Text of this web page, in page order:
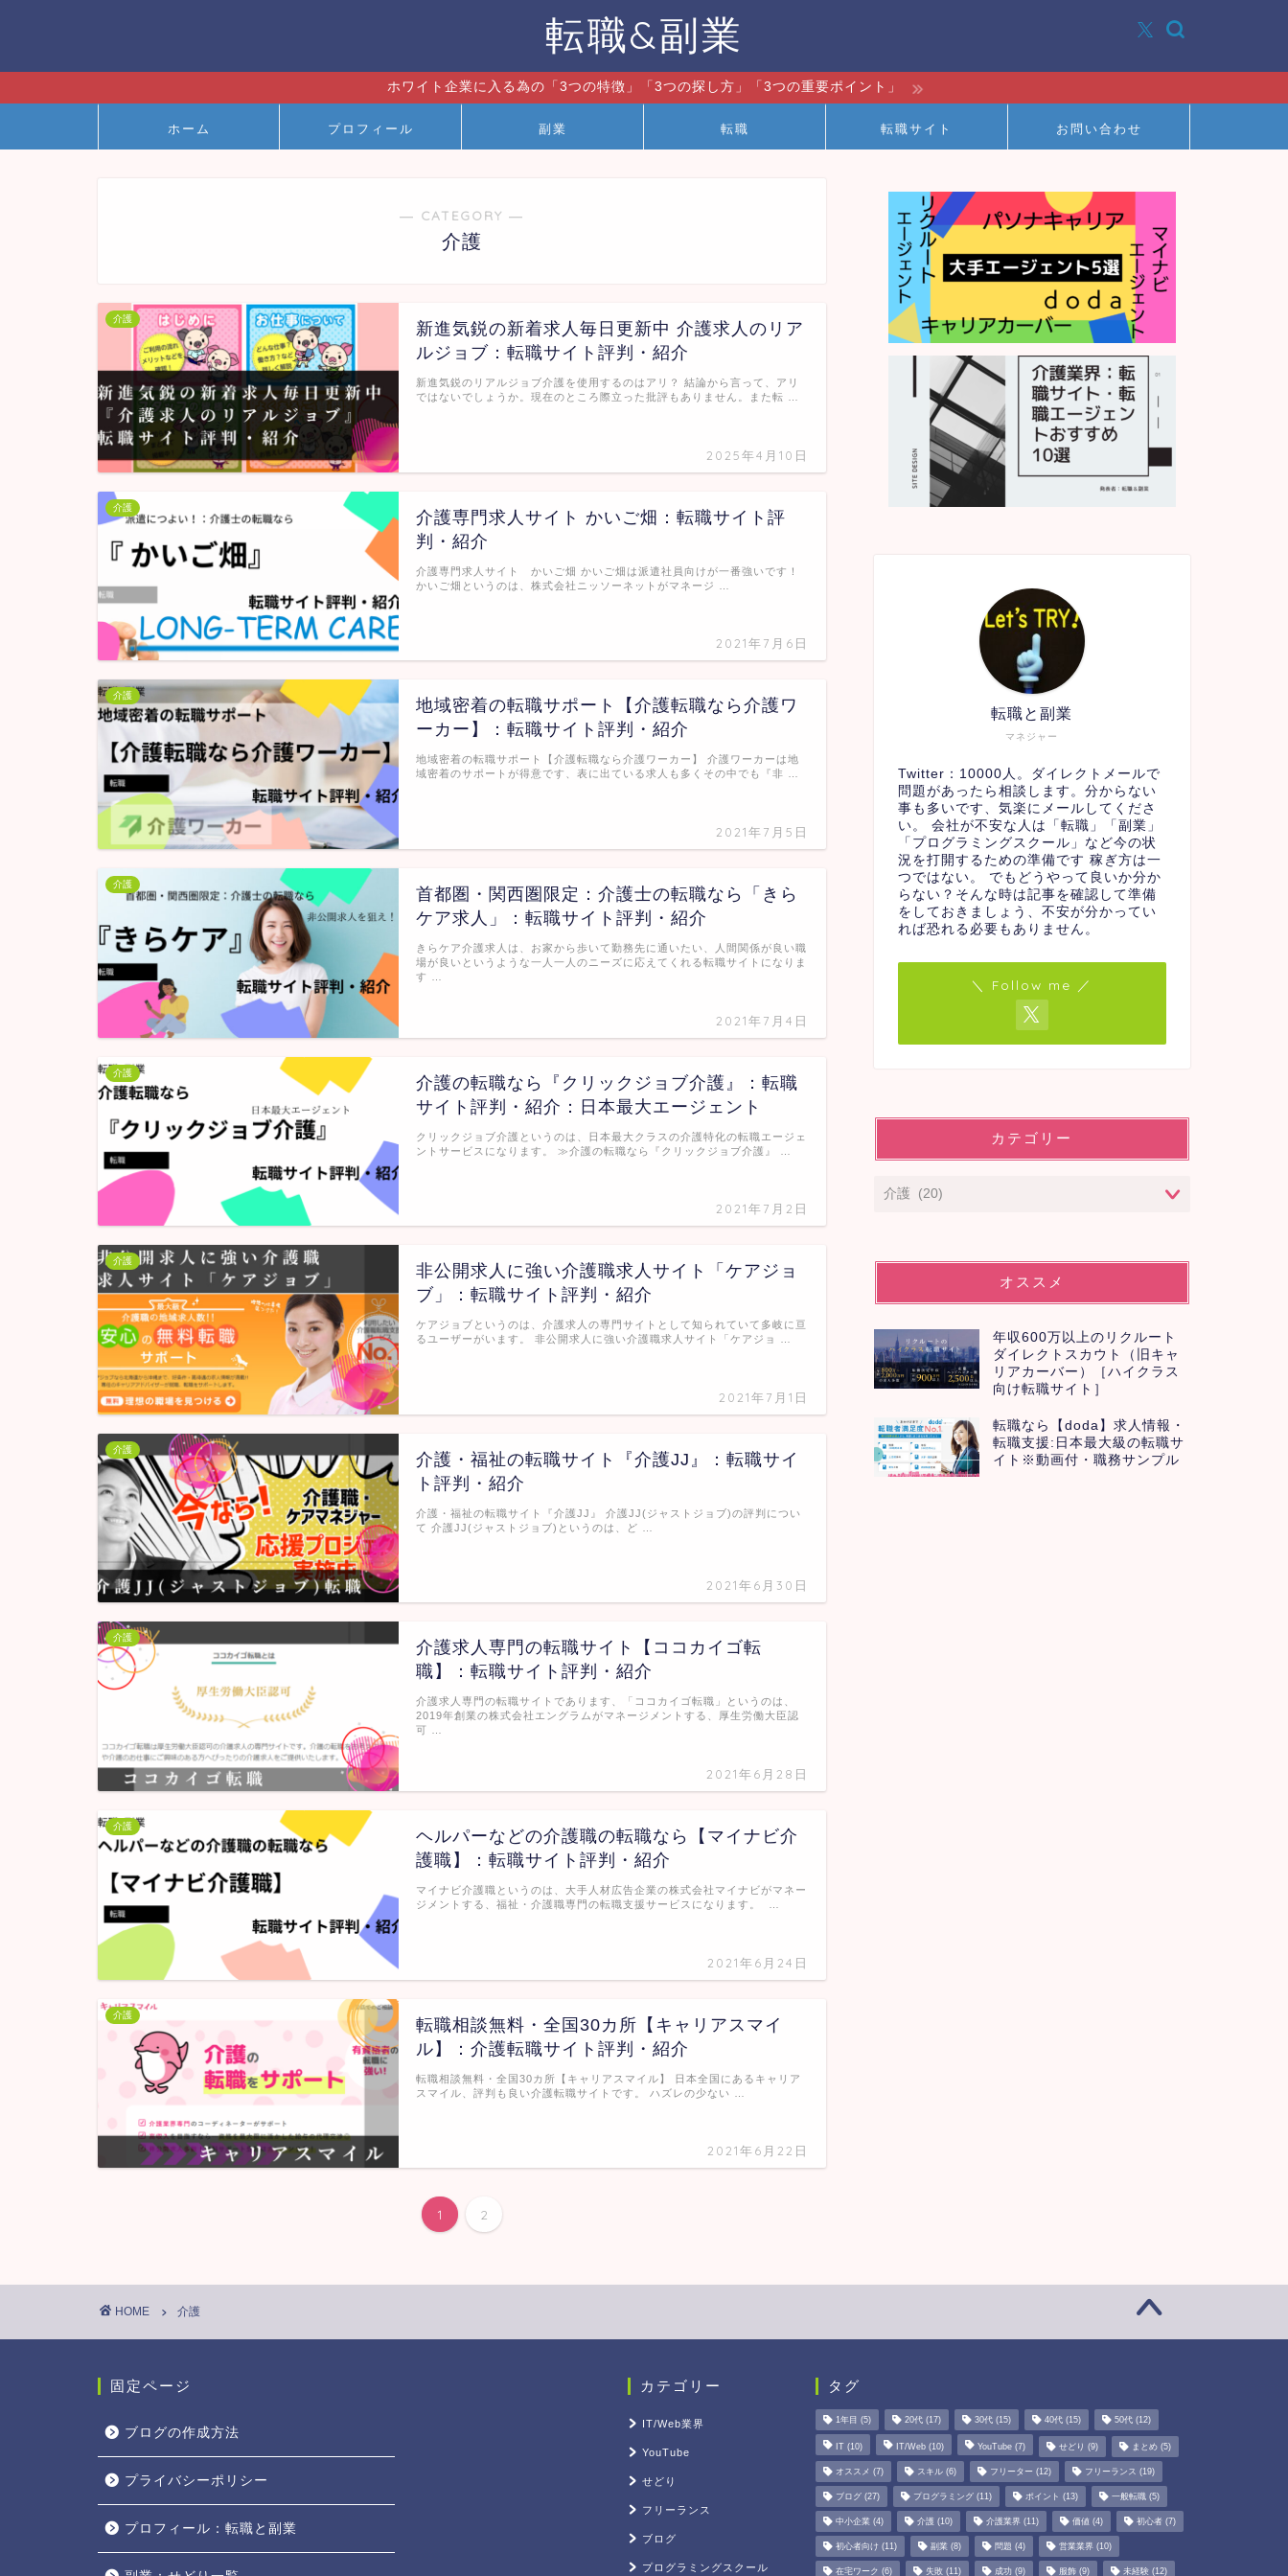
転職&副業
ホワイト企業に入る為の「3つの特徴」「3つの探し方」「3つの重要ポイント」
ホーム プロフィール 副業 転職 転職サイト お問い合わせ
― CATEGORY ―
介護
介護
新進気鋭の新着求人毎日更新中 介護求人のリア
ルジョブ：転職サイト評判・紹介
2025年4月10日
新進気鋭のリアルジョブ介護を使用するのはアリ？ 結論から言って、アリ
ではないでしょうか。現在のところ際立った批評もありません。また転 …
介護
介護専門求人サイト かいご畑：転職サイト評
判・紹介
2021年7月6日
介護専門求人サイト かいご畑 かいご畑は派遣社員向けが一番強いです！
かいご畑というのは、株式会社ニッソーネットがマネージ …
介護
地域密着の転職サポート【介護転職なら介護ワ
ーカー】：転職サイト評判・紹介
2021年7月5日
地域密着の転職サポート【介護転職なら介護ワーカー】 介護ワーカーは地
域密着のサポートが得意です、表に出ている求人も多くその中でも『非 …
介護
首都圏・関西圏限定：介護士の転職なら「きら
ケア求人」：転職サイト評判・紹介
2021年7月4日
きらケア介護求人は、お家から歩いて勤務先に通いたい、人間関係が良い職
場が良いというような一人一人のニーズに応えてくれる転職サイトになりま
す …
介護
介護の転職なら『クリックジョブ介護』：転職
サイト評判・紹介：日本最大エージェント
2021年7月2日
クリックジョブ介護というのは、日本最大クラスの介護特化の転職エージェ
ントサービスになります。 ≫介護の転職なら『クリックジョブ介護』 …
介護
非公開求人に強い介護職求人サイト「ケアジョ
ブ」：転職サイト評判・紹介
2021年7月1日
ケアジョブというのは、介護求人の専門サイトとして知られていて多岐に亘
るユーザーがいます。 非公開求人に強い介護職求人サイト「ケアジョ …
介護
介護・福祉の転職サイト『介護JJ』：転職サイ
ト評判・紹介
2021年6月30日
介護・福祉の転職サイト『介護JJ』 介護JJ(ジャストジョブ)の評判につい
て 介護JJ(ジャストジョブ)というのは、ど …
介護
介護求人専門の転職サイト【ココカイゴ転
職】：転職サイト評判・紹介
2021年6月28日
介護求人専門の転職サイトであります、「ココカイゴ転職」というのは、
2019年創業の株式会社エングラムがマネージメントする、厚生労働大臣認
可 …
介護
ヘルパーなどの介護職の転職なら【マイナビ介
護職】：転職サイト評判・紹介
2021年6月24日
マイナビ介護職というのは、大手人材広告企業の株式会社マイナビがマネー
ジメントする、福祉・介護職専門の転職支援サービスになります。 …
介護
転職相談無料・全国30カ所【キャリアスマイ
ル】：介護転職サイト評判・紹介
2021年6月22日
転職相談無料・全国30カ所【キャリアスマイル】 日本全国にあるキャリア
スマイル、評判も良い介護転職サイトです。 ハズレの少ない …
1 2
マネジャー
転職と副業
Twitter：10000人。ダイレクトメールで
問題があったら相談します。分からない
事も多いです、気楽にメールしてくださ
い。 会社が不安な人は「転職」「副業」
「プログラミングスクール」など今の状
況を打開するための準備です 稼ぎ方は一
つではない。 でもどうやって良いか分か
らない？そんな時は記事を確認して準備
をしておきましょう、不安が分かってい
れば恐れる必要もありません。
＼ Follow me ／
カテゴリー
オススメ
年収600万以上のリクルート
ダイレクトスカウト（旧キャ
リアカーバー）［ハイクラス
向け転職サイト］
転職なら【doda】求人情報・
転職支援:日本最大級の転職サ
イト※動画付・職務サンプル
HOME 介護
固定ページ
ブログの作成方法
プライバシーポリシー
プロフィール：転職と副業
カテゴリー
IT/Web業界
YouTube
せどり
フリーランス
ブログ
プログラミングスクール
タグ
1年目 (5) 20代(17) 30代(15) 40代(15) 50代(12)
IT(10) IT/Web(10) YouTube(7) せどり (9) まとめ(5)
オススメ (7) スキル(6) フリーター(12) フリーランス (19)
ブログ(27) プログラミング(11) ポイント (13) 一般転職(5)
中小企業(4) 介護(10) 介護業界(11) 価値(4) 初心者(7)
初心者向け (11) 副業(8) 問題 (4) 営業業界(10)
在宅ワーク (6) 失敗 (11) 成功(9) 服飾(9) 未経験(12)